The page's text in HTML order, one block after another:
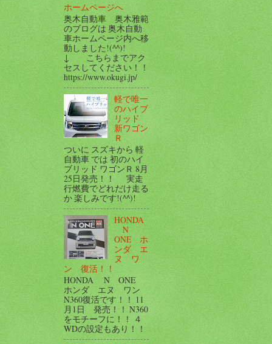
ホームページへ
奥木自動車 奥木雅範
のブログは 奥木自動
車ホームページ内へ移
動しました!(^^)!
↓ こちらまでアク
セスしてください！！
https://www.okugi.jp/
軽で唯一
のハイブ
リッド
新ワゴン
Ｒ
ついに スズキから 軽
自動車 では 初のハイ
ブリッド ワゴンＲ 8月
25日発売！！ 実走
行燃費でどれだけ走る
か 楽しみです!(^^)!
HONDA
N
ONE ホ
ンダ エ
ヌ ワ
ン 復活！！
HONDA N ONE
ホンダ エヌ ワン
N360復活です！！ 11
月1日 発売！！ N360
をモチーフに！！ ４
WDの設定もあり！！